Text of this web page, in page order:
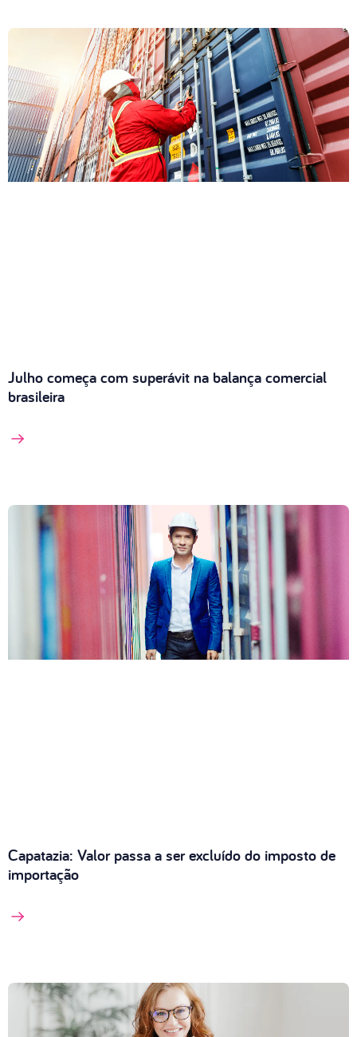
Julho começa com superávit na balança comercial
brasileira
Capatazia: Valor passa a ser excluído do imposto de
importação